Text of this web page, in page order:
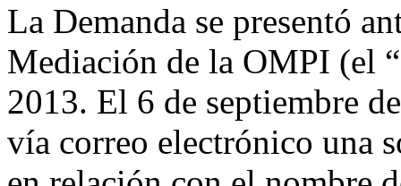
La Demanda se presentó
Mediación de la OMPI (el
2013. El 6 de septiembre
vía correo electrónico una